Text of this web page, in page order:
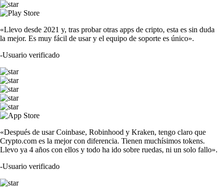
«Llevo desde 2021 y, tras probar otras apps de cripto, esta es sin duda
la mejor. Es muy fácil de usar y el equipo de soporte es único».
-Usuario verificado
«Después de usar Coinbase, Robinhood y Kraken, tengo claro que
Crypto.com es la mejor con diferencia. Tienen muchísimos tokens.
Llevo ya 4 años con ellos y todo ha ido sobre ruedas, ni un solo fallo».
-Usuario verificado